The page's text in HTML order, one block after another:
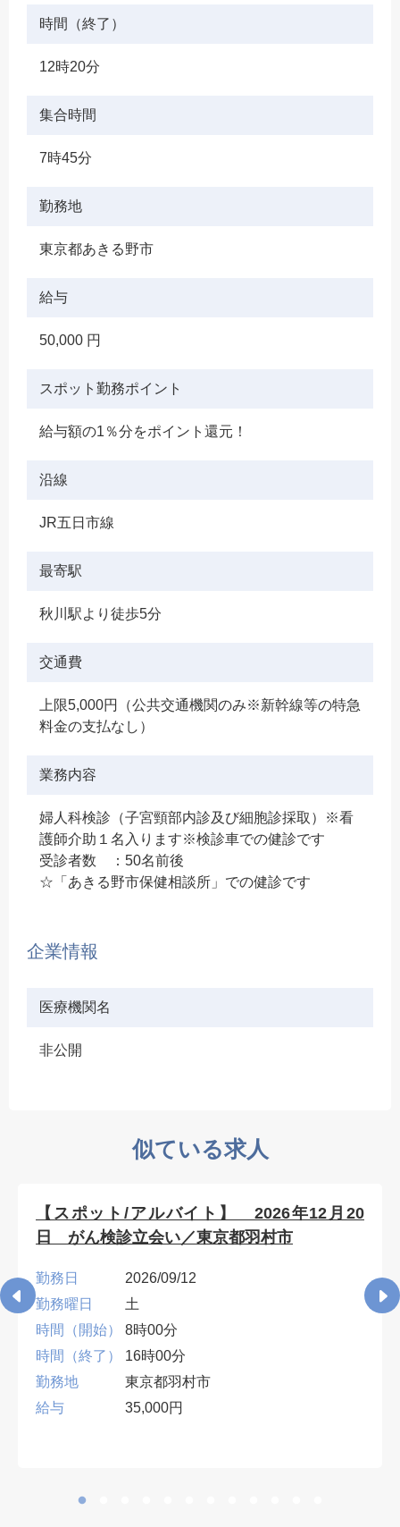
時間（終了）
12時20分
集合時間
7時45分
勤務地
東京都あきる野市
給与
50,000 円
スポット勤務ポイント
給与額の1％分をポイント還元！
沿線
JR五日市線
最寄駅
秋川駅より徒歩5分
交通費
上限5,000円（公共交通機関のみ※新幹線等の特急
料金の支払なし）
業務内容
婦人科検診（子宮頸部内診及び細胞診採取）※看
護師介助１名入ります※検診車での健診です
受診者数 ：50名前後
☆「あきる野市保健相談所」での健診です
企業情報
医療機関名
非公開
似ている求人
【スポット/アルバイト】 2026年12月20
日 がん検診立会い／東京都羽村市
勤務日
2026/09/12
勤務曜日
土
時間（開始）
8時00分
時間（終了）
16時00分
勤務地
東京都羽村市
給与
35,000円